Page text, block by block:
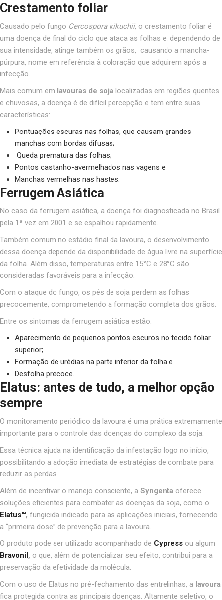
Crestamento foliar
Causado pelo fungo Cercospora kikuchii, o crestamento foliar é
uma doença de final do ciclo que ataca as folhas e, dependendo de
sua intensidade, atinge também os grãos, causando a mancha-
púrpura, nome em referência à coloração que adquirem após a
infecção.
Mais comum em lavouras de soja localizadas em regiões quentes
e chuvosas, a doença é de difícil percepção e tem entre suas
características:
Pontuações escuras nas folhas, que causam grandes
manchas com bordas difusas;
Queda prematura das folhas;
Pontos castanho-avermelhados nas vagens e
Manchas vermelhas nas hastes.
Ferrugem Asiática
No caso da ferrugem asiática, a doença foi diagnosticada no Brasil
pela 1ª vez em 2001 e se espalhou rapidamente.
Também comum no estádio final da lavoura, o desenvolvimento
dessa doença depende da disponibilidade de água livre na superfície
da folha. Além disso, temperaturas entre 15°C e 28°C são
consideradas favoráveis para a infecção.
Com o ataque do fungo, os pés de soja perdem as folhas
precocemente, comprometendo a formação completa dos grãos.
Entre os sintomas da ferrugem asiática estão:
Aparecimento de pequenos pontos escuros no tecido foliar
superior;
Formação de urédias na parte inferior da folha e
Desfolha precoce.
Elatus: antes de tudo, a melhor opção
sempre
O monitoramento periódico da lavoura é uma prática extremamente
importante para o controle das doenças do complexo da soja.
Essa técnica ajuda na identificação da infestação logo no início,
possibilitando a adoção imediata de estratégias de combate para
reduzir as perdas.
Além de incentivar o manejo consciente, a Syngenta oferece
soluções eficientes para combater as doenças da soja, como o
Elatus™, fungicida indicado para as aplicações iniciais, fornecendo
a “primeira dose” de prevenção para a lavoura.
O produto pode ser utilizado acompanhado de Cypress ou algum
Bravonil, o que, além de potencializar seu efeito, contribui para a
preservação da efetividade da molécula.
Com o uso de Elatus no pré-fechamento das entrelinhas, a lavoura
fica protegida contra as principais doenças. Altamente seletivo, o